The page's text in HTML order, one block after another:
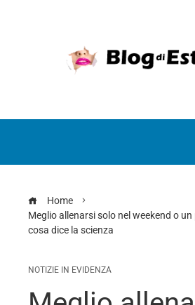
Home
Meglio allenarsi solo nel weekend o un
cosa dice la scienza
NOTIZIE IN EVIDENZA